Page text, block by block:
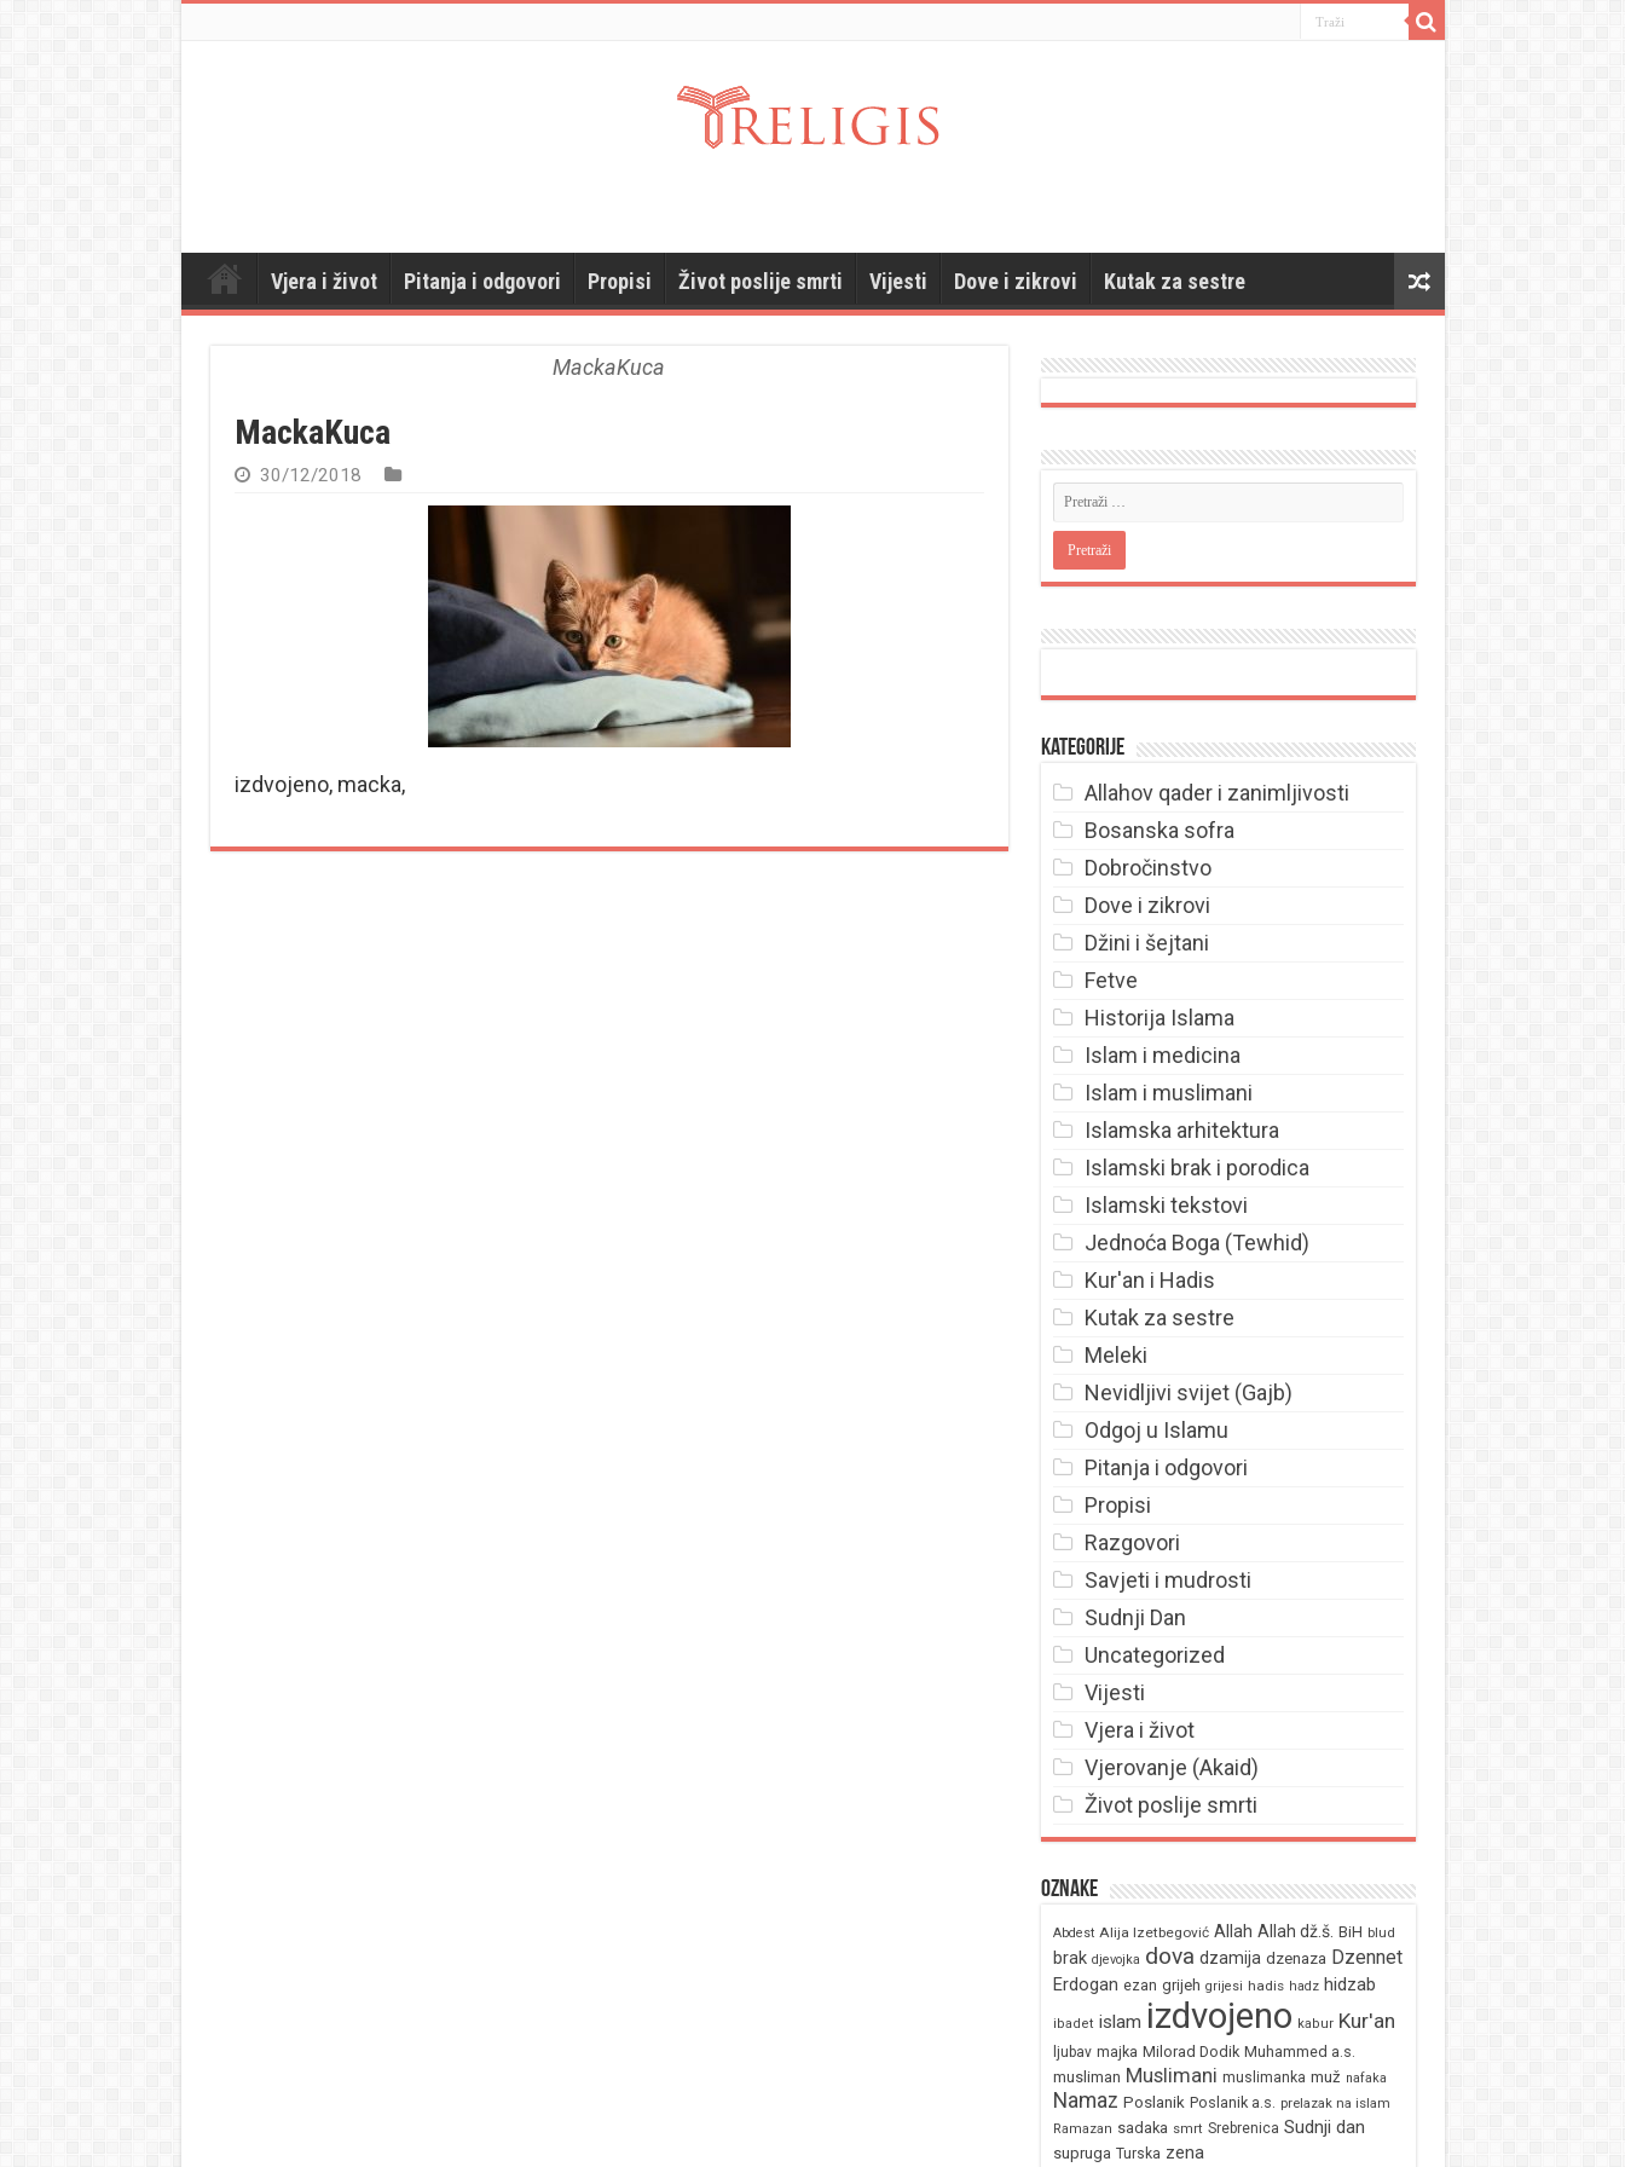
Vjera i život Pitanja i odgovori Propisi Život poslije smrti Vijesti Dove i zikrovi Kutak za sestre
MackaKuca
MackaKuca
30/12/2018
izdvojeno, macka,
Kategorije
Allahov qader i zanimljivosti
Bosanska sofra
Dobročinstvo
Dove i zikrovi
Džini i šejtani
Fetve
Historija Islama
Islam i medicina
Islam i muslimani
Islamska arhitektura
Islamski brak i porodica
Islamski tekstovi
Jednoća Boga (Tewhid)
Kur'an i Hadis
Kutak za sestre
Meleki
Nevidljivi svijet (Gajb)
Odgoj u Islamu
Pitanja i odgovori
Propisi
Razgovori
Savjeti i mudrosti
Sudnji Dan
Uncategorized
Vijesti
Vjera i život
Vjerovanje (Akaid)
Život poslije smrti
Oznake
Abdest Alija Izetbegović Allah Allah dž.š. BiH blud
brak djevojka dova dzamija dzenaza Dzennet
Erdogan ezan grijeh grijesi hadis hadz hidzab
ibadet islam izdvojeno kabur Kur'an
ljubav majka Milorad Dodik Muhammed a.s.
musliman Muslimani muslimanka muž nafaka
Namaz Poslanik Poslanik a.s. prelazak na islam
Ramazan sadaka smrt Srebrenica Sudnji dan
supruga Turska zena